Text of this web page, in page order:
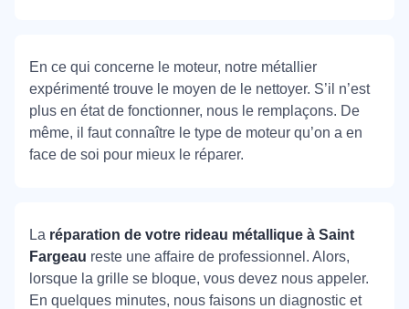
En ce qui concerne le moteur, notre métallier
expérimenté trouve le moyen de le nettoyer. S’il n’est
plus en état de fonctionner, nous le remplaçons. De
même, il faut connaître le type de moteur qu’on a en
face de soi pour mieux le réparer.
La réparation de votre rideau métallique à Saint
Fargeau reste une affaire de professionnel. Alors,
lorsque la grille se bloque, vous devez nous appeler.
En quelques minutes, nous faisons un diagnostic et